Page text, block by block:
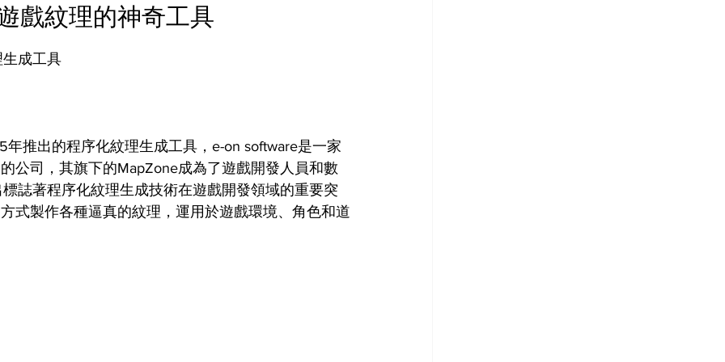
戲紋理的神奇工具
成工具
推出的程序化紋理生成工具，e-on software是一家
公司，其旗下的MapZone成為了遊戲開發人員和數
誌著程序化紋理生成技術在遊戲開發領域的重要突
式製作各種逼真的紋理，運用於遊戲環境、角色和道